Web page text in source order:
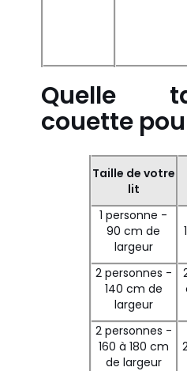
Quelle
couette
Taille de votre
lit
1 personne -
90 cm de
largeur
2 personnes -
140 cm de
largeur
2 personnes -
160 à 180 cm
de largeur